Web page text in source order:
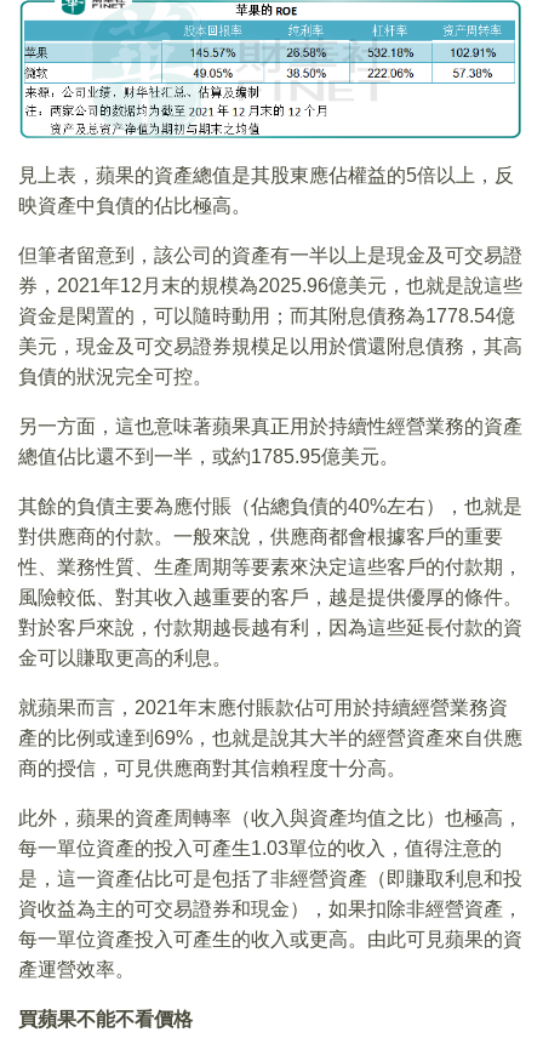
見上表，蘋果的資產總值是其股東應佔權益的5倍以上，反
映資產中負債的佔比極高。
但筆者留意到，該公司的資產有一半以上是現金及可交易證
券，2021年12月末的規模為2025.96億美元，也就是說這些
資金是閑置的，可以隨時動用；而其附息債務為1778.54億
美元，現金及可交易證券規模足以用於償還附息債務，其高
負債的狀況完全可控。
另一方面，這也意味著蘋果真正用於持續性經營業務的資產
總值佔比還不到一半，或約1785.95億美元。
其餘的負債主要為應付賬（佔總負債的40%左右），也就是
對供應商的付款。一般來說，供應商都會根據客戶的重要
性、業務性質、生產周期等要素來決定這些客戶的付款期，
風險較低、對其收入越重要的客戶，越是提供優厚的條件。
對於客戶來說，付款期越長越有利，因為這些延長付款的資
金可以賺取更高的利息。
就蘋果而言，2021年末應付賬款佔可用於持續經營業務資
產的比例或達到69%，也就是說其大半的經營資產來自供應
商的授信，可見供應商對其信賴程度十分高。
此外，蘋果的資產周轉率（收入與資產均值之比）也極高，
每一單位資產的投入可產生1.03單位的收入，值得注意的
是，這一資產佔比可是包括了非經營資產（即賺取利息和投
資收益為主的可交易證券和現金），如果扣除非經營資產，
每一單位資產投入可產生的收入或更高。由此可見蘋果的資
產運營效率。
買蘋果不能不看價格